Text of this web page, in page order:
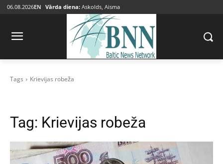
06.08.2026EN Vārda diena: Askolds, Aisma
Tags Krievijas robeža
Tag: Krievijas robeža